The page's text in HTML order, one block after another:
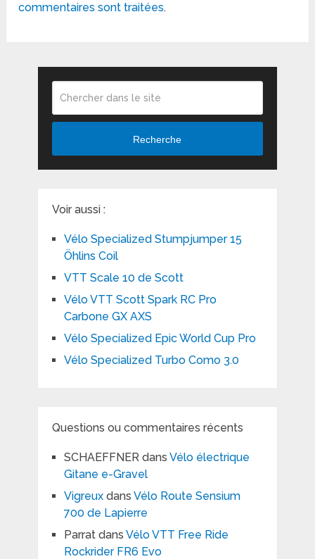
commentaires sont traitées.
Recherche
Voir aussi :
Vélo Specialized Stumpjumper 15
Öhlins Coil
VTT Scale 10 de Scott
Vélo VTT Scott Spark RC Pro
Carbone GX AXS
Vélo Specialized Epic World Cup Pro
Vélo Specialized Turbo Como 3.0
Questions ou commentaires récents
SCHAEFFNERdans Vélo électrique
Gitane e-Gravel
Vigreuxdans Vélo Route Sensium
700 de Lapierre
Parratdans Vélo VTT Free Ride
Rockrider FR6 Evo